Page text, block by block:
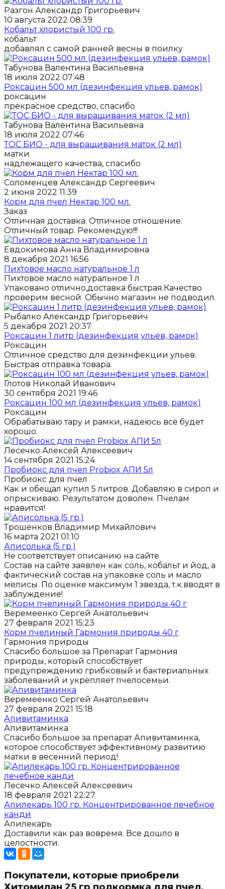
Разгон Александр Григорьевич
10 августа 2022 08:39
Кобальт хлористый 100 гр.
кобальт
добавлял с самой ранней весны в поилку
Табунова Валентина Васильевна
18 июля 2022 07:48
Роксацин 500 мл (дезинфекция ульев, рамок)
роксацин
прекрасное средство, спасибо
Табунова Валентина Васильевна
18 июля 2022 07:46
ТОС БИО - для выращивания маток (2 мл)
матки
надлежащего качества, спасибо
Соломенцев Александр Сергеевич
2 июня 2022 11:39
Корм для пчел Нектар 100 мл.
Заказ
Отличная доставка. Отличное отношение.
Отличный товар. Рекомендую!!!
Евдокимова Анна Владимировна
8 декабря 2021 16:56
Пихтовое масло натуральное 1 л
Пихтовое масло натуральное 1 л
Упаковано отлично,доставка быстрая.Качество
проверим весной. Обычно магазин не подводил.
Рыбалко Александр Григорьевич
5 декабря 2021 20:37
Роксацин 1 литр (дезинфекция ульев, рамок)
Роксацин
Отличное средство для дезинфекции ульев.
Быстрая отправка товара.
Глотов Николай Иванович
30 сентября 2021 19:46
Роксацин 100 мл (дезинфекция ульев, рамок)
Роксацин
Обрабатываю тару и рамки, надеюсь всё будет
хорошо.
Лесечко Алексей Алексеевич
14 сентября 2021 15:24
Пробиокс для пчел Probiox АПИ 5л
Пробиокс для пчел
Как и обещал купил 5 литров. Добавляю в сироп и
опрыскиваю. Результатом доволен. Пчелам
нравится!
Трошенков Владимир Михайлович
16 марта 2021 01:10
Аписолька (5 гр.)
Не соответствует описанию на сайте
Состав на сайте заявлен как соль, кобальт и йод, а
фактический состав на упаковке соль и масло
мелисы. По оценке максимум 1 звезда, т.к.вводят в
заблуждение!
Веремеенко Сергей Анатольевич
27 февраля 2021 15:23
Корм пчелиный Гармония природы 40 г
Гармония природы
Спасибо большое за Препарат Гармония
природы, который способствует
предупреждению грибковый и бактериальных
заболеваний и укрепляет пчелосемьи.
Веремеенко Сергей Анатольевич
27 февраля 2021 15:18
Апивитаминка
Апивитаминка
Спасибо большое за препарат Апивитаминка,
которое способствует эффективному развитию
матки в весенний период!
Лесечко Алексей Алексеевич
18 февраля 2021 22:27
Апилекарь 100 гр. Концентрированное лечебное
канди
Апилекарь
Доставили как раз вовремя. Все дошло в
целостности.
Покупатели, которые приобрели
Хитомилан 25 гр подкормка для пчел,